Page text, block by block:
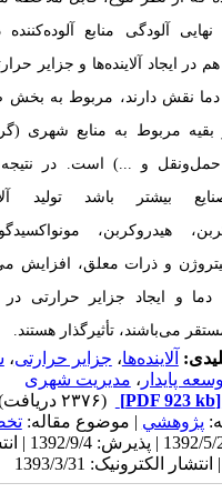
آلودگی منابع آلوده‌کننده
در ایجاد آلاینده‌ها و جزایر
نقش دارند، مربوط به بخش
مربوط به منابع شهری
و ...) است. در نتیجه
بیشتر باشد تولید
هیدروکربن،
و ذرات معلق، افزایش
و ایجاد جزایر حرارتی در
می‌باشند، تأثیرگذار هستند.
آلاینده‌ها،جزایر حرارتی،
پایدار ، مدیریت شهری
پژوهشي| موضوع مقاله:
دریافت: 1392/5/20 | پذیرش: